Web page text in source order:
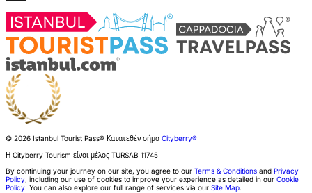
© 2026 Istanbul Tourist Pass® Κατατεθέν σήμα Cityberry®
Η Cityberry Tourism είναι μέλος TURSAB 11745
By continuing your journey on our site, you agree to our Terms & Conditions and Privacy
Policy, including our use of cookies to improve your experience as detailed in our Cookie
Policy. You can also explore our full range of services via our Site Map.